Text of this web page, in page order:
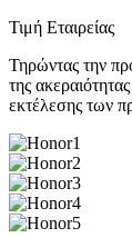
Τιμή Εταιρείας
Τηρώντας την
της
εκτέλεσης των